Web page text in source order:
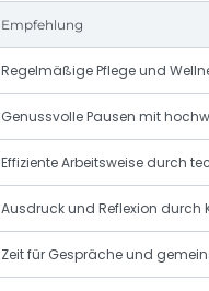
Empfehlung
Regelmäßige Pflege und
Genussvolle Pausen mit
Effiziente Arbeitsweise durch
Ausdruck und Reflexion durch
Zeit für Gespräche und